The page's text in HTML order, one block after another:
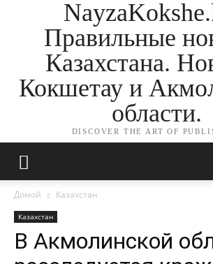
Правильные
Казахстана.
Кокшетау и
области.
DISCOVER THE ART OF
Домой Казахстан
Казахстан
В Акмолинской